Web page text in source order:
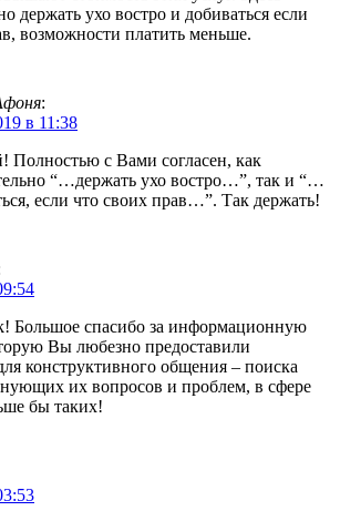
держать ухо востро и добиваться если
возможности платить меньше.
:
в 11:38
Полностью с Вами согласен, как
“…держать ухо востро…”, так и “…
если что своих прав…”. Так держать!
Большое спасибо за информационную
Вы любезно предоставили
конструктивного общения – поиска
их вопросов и проблем, в сфере
бы таких!